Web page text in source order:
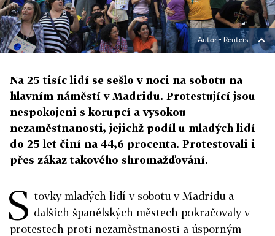
Autor ▪ Reuters
Na 25 tisíc lidí se sešlo v noci na sobotu na
hlavním náměstí v Madridu. Protestující jsou
nespokojeni s korupcí a vysokou
nezaměstnanosti, jejichž podíl u mladých lidí
do 25 let činí na 44,6 procenta. Protestovali i
přes zákaz takového shromažďování.
S tovky mladých lidí v sobotu v Madridu a
dalších španělských městech pokračovaly v
protestech proti nezaměstnanosti a úsporným